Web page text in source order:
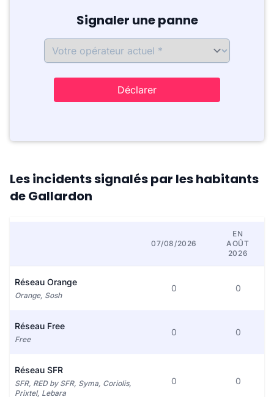
Signaler une panne
Déclarer
Les incidents signalés par les habitants
de Gallardon
07/08/2026
EN
AOÛT
2026
Réseau Orange
Orange, Sosh
0 0
Réseau Free
Free
0 0
Réseau SFR
SFR, RED by SFR, Syma, Coriolis,
Prixtel, Lebara
0 0